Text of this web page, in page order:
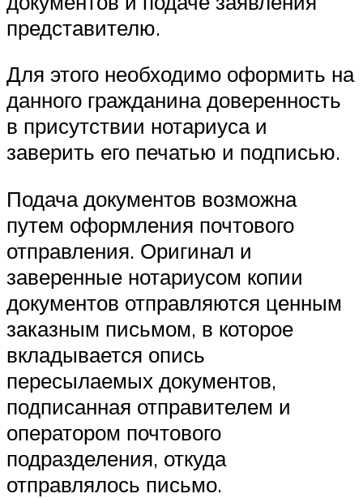
представителю.
Для этого необходимо оформить на
данного гражданина доверенность
в присутствии нотариуса и
заверить его печатью и подписью.
Подача документов возможна
путем оформления почтового
отправления. Оригинал и
заверенные нотариусом копии
документов отправляются ценным
заказным письмом, в которое
вкладывается опись
пересылаемых документов,
подписанная отправителем и
оператором почтового
подразделения, откуда
отправлялось письмо.